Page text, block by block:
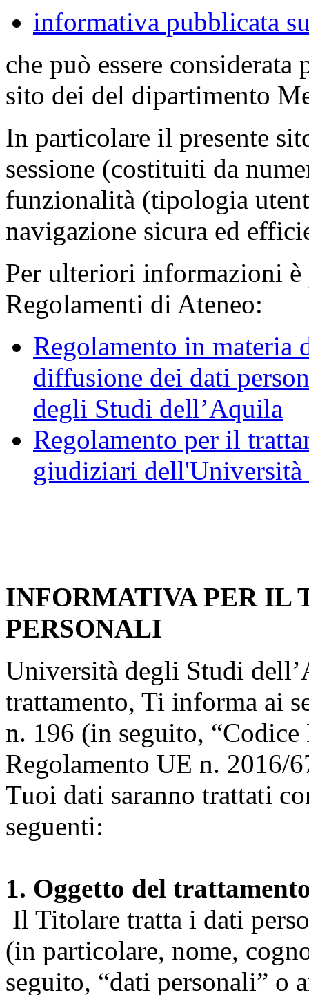
informativa pubblicata
che può essere
sito dei del dipartimento
In particolare il presente
sessione (costituiti da
funzionalità (tipologia
navigazione sicura ed
Per ulteriori informazioni è
Regolamenti di Ateneo:
Regolamento in materia
diffusione dei dati
degli Studi dell’Aquila
Regolamento per il
giudiziari
INFORMATIVA PER IL
PERSONALI
Università degli Studi
trattamento, Ti informa ai
n. 196 (in seguito, “Codice
Regolamento UE n. 2016/
Tuoi dati saranno trattati
seguenti:
1. Oggetto del
Il Titolare tratta i dati
(in particolare, nome,
seguito, “dati personali” o